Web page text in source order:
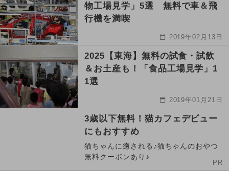
物工場見学」5選 無料で車＆飛
行機を満喫
2019年02月13日
2025【東海】無料の試食・試飲
＆お土産も！「食品工場見学」1
1選
2019年01月21日
3歳以下無料！猫カフェデビュー
にもおすすめ
猫ちゃんに癒される♪猫ちゃんのおやつ
無料クーポンあり♪
PR